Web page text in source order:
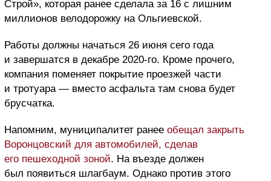
Строй», которая ранее сделала за 16 с лишним
миллионов велодорожку на Ольгиевской.
Работы должны начаться 26 июня сего года
и завершатся в декабре 2020-го. Кроме прочего,
компания поменяет покрытие проезжей части
и тротуара — вместо асфальта там снова будет
брусчатка.
Напомним, муниципалитет ранее обещал закрыть
Воронцовский для автомобилей, сделав
его пешеходной зоной. На въезде должен
был появиться шлагбаум. Однако против этого